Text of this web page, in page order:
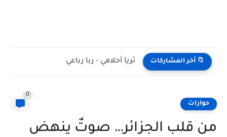
📁 أخر المشاركات ثريا أحلامي - ربا رباعي
حوارات
0
من قلب الجزائر… صوتٌ ينهض